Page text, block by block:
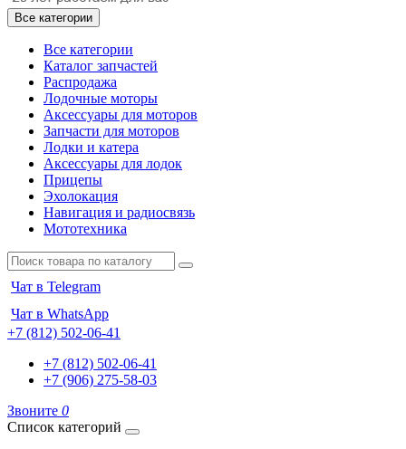
Все категории
Все категории
Каталог запчастей
Распродажа
Лодочные моторы
Аксессуары для моторов
Запчасти для моторов
Лодки и катера
Аксессуары для лодок
Прицепы
Эхолокация
Навигация и радиосвязь
Мототехника
Чат в Telegram
Чат в WhatsApp
+7 (812) 502-06-41
+7 (812) 502-06-41
+7 (906) 275-58-03
Звоните 0
Список категорий